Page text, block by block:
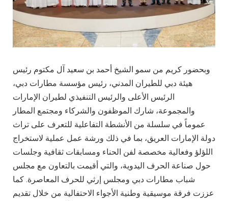
وبحضور كريم من سمو الشيخ أحمد بن سعيد آل مكتوم رئيس
هيئة دبي للطيران المدني، رئيس مؤسسة مطارات دبي،
الرئيس الأعلى والرئيس التنفيذي لطيران الإمارات
والمجموعة، شارك الموظفون والشركاء ومجتمع المطار
عموماً في سلسلة من الأنشطة التفاعلية للتعرف على تراث
دولة الإمارات العريق، بما في ذلك ورشة عمل عملية لاستخراج
اللؤلؤ وفعالية مخصصة لفن الحناء ومسابقات ثقافية وجلسات
حول صناعة الحرف اليدوية، والتي أقيمت بالتعاون مع مجلس
شباب مطارات دبي ومجلس إرثي للحرف المعاصرة. كما
عززت فرقة موسيقية وطنية الأجواء الاحتفالية من خلال تقديم